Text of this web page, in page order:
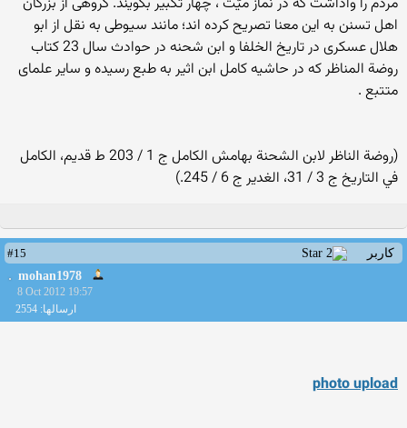
اهل تسنن به اين معنا تصريح كرده اند؛ مانند سيوطى به نقل از ابو
هلال عسكرى در تاريخ الخلفا و ابن شحنه در حوادث سال 23 كتاب
روضة المناظر كه در حاشيه كامل ابن اثير به طبع رسيده و ساير علماى
متتبع .
(روضة الناظر لابن الشحنة بهامش الكامل ج 1 / 203 ط قديم، الكامل
في التاريخ ج 3 / 31، الغدير ج 6 / 245.)
کاربر
#15
mohan1978
8 Oct 2012 19:57
ارسالها: 2554
photo upload